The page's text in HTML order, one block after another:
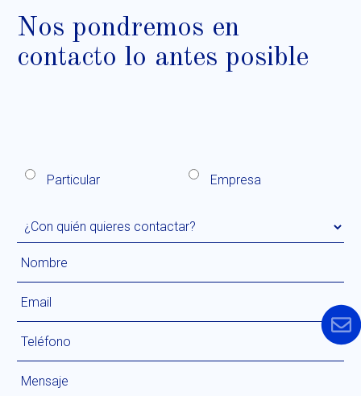
Nos pondremos en
contacto lo antes posible
Particular Empresa